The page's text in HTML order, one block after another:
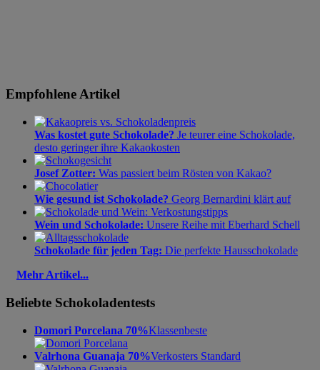
Empfohlene Artikel
Was kostet gute Schokolade? Je teurer eine Schokolade,
desto geringer ihre Kakaokosten
Josef Zotter: Was passiert beim Rösten von Kakao?
Wie gesund ist Schokolade? Georg Bernardini klärt auf
Wein und Schokolade: Unsere Reihe mit Eberhard Schell
Schokolade für jeden Tag: Die perfekte Hausschokolade
Mehr Artikel...
Beliebte Schokoladentests
Domori Porcelana 70%Klassenbeste
Valrhona Guanaja 70%Verkosters Standard